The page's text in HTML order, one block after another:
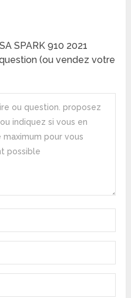
SPARK 910 2021
(ou vendez votre